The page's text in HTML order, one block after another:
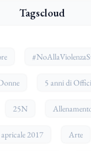
Tagscloud
5 anni di
25N
apricale 2017 Arte